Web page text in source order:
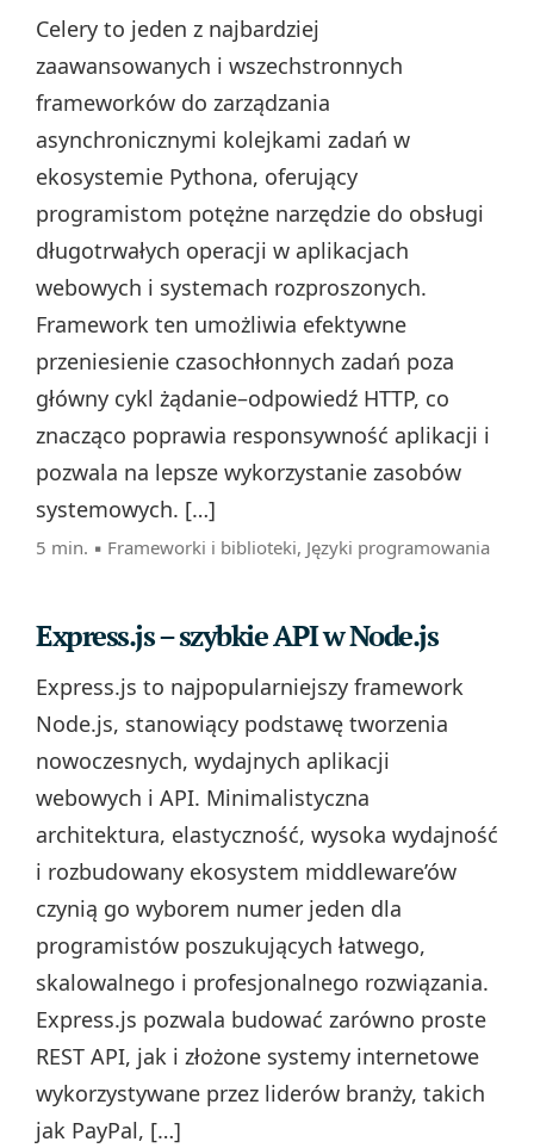
Celery to jeden z najbardziej
zaawansowanych i wszechstronnych
frameworków do zarządzania
asynchronicznymi kolejkami zadań w
ekosystemie Pythona, oferujący
programistom potężne narzędzie do obsługi
długotrwałych operacji w aplikacjach
webowych i systemach rozproszonych.
Framework ten umożliwia efektywne
przeniesienie czasochłonnych zadań poza
główny cykl żądanie–odpowiedź HTTP, co
znacząco poprawia responsywność aplikacji i
pozwala na lepsze wykorzystanie zasobów
systemowych. […]
5 min. ▪ Frameworki i biblioteki, Języki programowania
Express.js – szybkie API w Node.js
Express.js to najpopularniejszy framework
Node.js, stanowiący podstawę tworzenia
nowoczesnych, wydajnych aplikacji
webowych i API. Minimalistyczna
architektura, elastyczność, wysoka wydajność
i rozbudowany ekosystem middleware’ów
czynią go wyborem numer jeden dla
programistów poszukujących łatwego,
skalowalnego i profesjonalnego rozwiązania.
Express.js pozwala budować zarówno proste
REST API, jak i złożone systemy internetowe
wykorzystywane przez liderów branży, takich
jak PayPal, […]